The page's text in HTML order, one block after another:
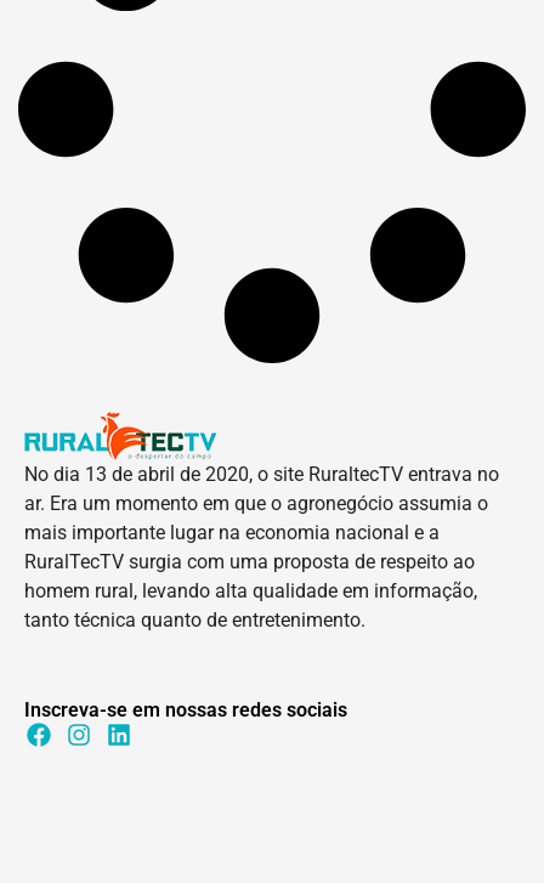
No dia 13 de abril de 2020, o site RuraltecTV entrava no
ar. Era um momento em que o agronegócio assumia o
mais importante lugar na economia nacional e a
RuralTecTV surgia com uma proposta de respeito ao
homem rural, levando alta qualidade em informação,
tanto técnica quanto de entretenimento.
Inscreva-se em nossas redes sociais